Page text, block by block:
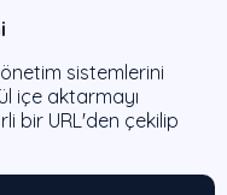
sistemlerini
içe aktarmayı
bir URL'den çekilip